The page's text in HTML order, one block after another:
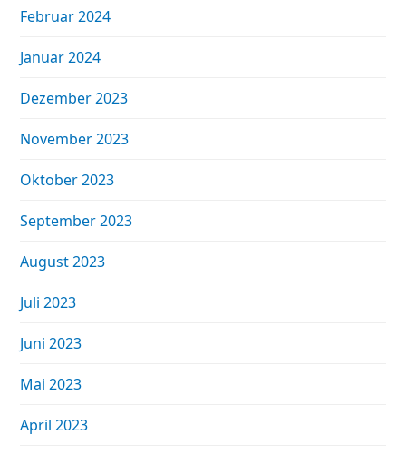
Februar 2024
Januar 2024
Dezember 2023
November 2023
Oktober 2023
September 2023
August 2023
Juli 2023
Juni 2023
Mai 2023
April 2023